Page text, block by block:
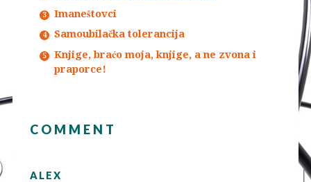
Imaneštovci
Samoubilačka tolerancija
Knjige, braćo moja, knjige, a ne zvona i
praporce!
COMMENT
ALEX